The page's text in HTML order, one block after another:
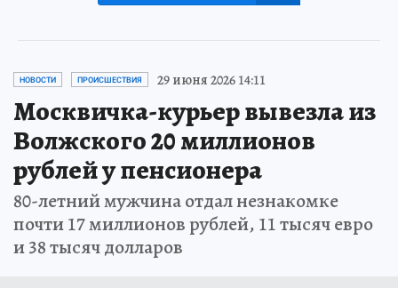
НОВОСТИ ПРОИСШЕСТВИЯ 29 июня 2026 14:11
Москвичка-курьер вывезла из
Волжского 20 миллионов
рублей у пенсионера
80-летний мужчина отдал незнакомке
почти 17 миллионов рублей, 11 тысяч евро
и 38 тысяч долларов